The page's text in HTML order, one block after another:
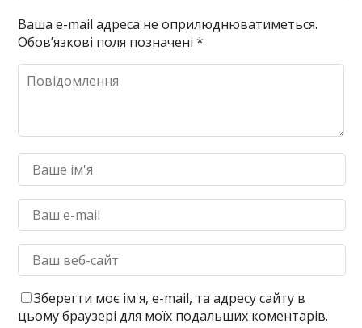
Ваша e-mail адреса не оприлюднюватиметься.
Обов’язкові поля позначені*
Зберегти моє ім'я, e-mail, та адресу сайту в
цьому браузері для моїх подальших коментарів.